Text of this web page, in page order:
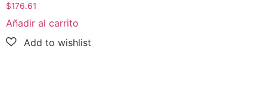
$176.61
Añadir al carrito